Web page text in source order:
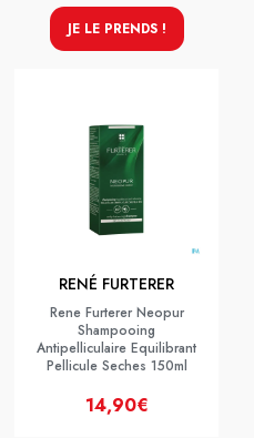
JE LE PRENDS !
RENÉ FURTERER
Rene Furterer Neopur
Shampooing
Antipelliculaire Equilibrant
Pellicule Seches 150ml
14,90€